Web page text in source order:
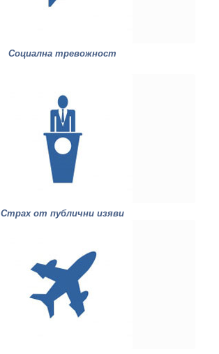
Социална тревожност
Страх от публични изяви